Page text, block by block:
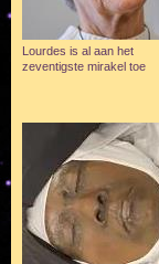
Lourdes is al aan het
zeventigste mirakel toe